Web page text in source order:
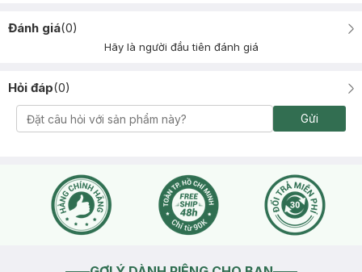
Đánh giá(0)
Hãy là người đầu tiên đánh giá
Hỏi đáp(0)
Gửi